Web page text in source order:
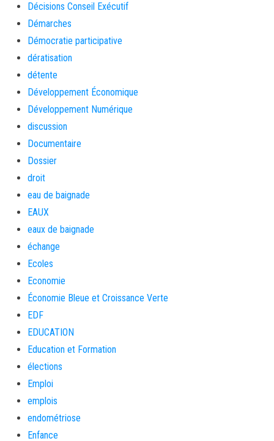
Décisions Conseil Exécutif
Démarches
Démocratie participative
dératisation
détente
Développement Économique
Développement Numérique
discussion
Documentaire
Dossier
droit
eau de baignade
EAUX
eaux de baignade
échange
Ecoles
Economie
Économie Bleue et Croissance Verte
EDF
EDUCATION
Education et Formation
élections
Emploi
emplois
endométriose
Enfance